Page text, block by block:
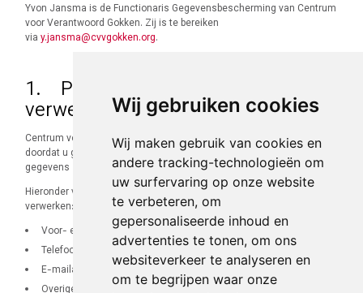
Wij gebruiken cookies
Wij maken gebruik van cookies en
andere tracking-technologieën om
uw surfervaring op onze website
te verbeteren, om
gepersonaliseerde inhoud en
advertenties te tonen, om ons
websiteverkeer te analyseren en
om te begrijpen waar onze
Yvon Jansma is de Functionaris Gegevensbescherming van Centrum
voor Verantwoord Gokken. Zij is te bereiken
viay.jansma@cvvgokken.org.
1. Persoonsgegevens die wij
verwerken
Centrum voor Verantwoord Gokken verwerkt uw persoonsgegevens
doordat u gebruik maakt van onze diensten en/of omdat u deze
gegevens zelf aan ons hebt verstrekt.
Hieronder vindt u een overzicht van de persoonsgegevens die wij
verwerken:
Voor- en achternaam;
Telefoonnummer;
E-mailadres;
Overige persoonsgegevens die u actief verstrekt, bijvoorbeeld in